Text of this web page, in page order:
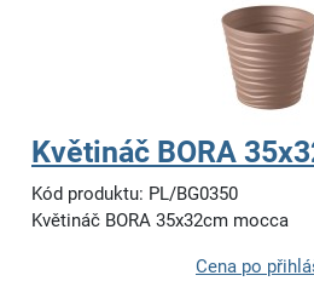
Květináč BORA
Kód produktu: PL/BG0350
Květináč BORA 35x32cm mocca
Cena po